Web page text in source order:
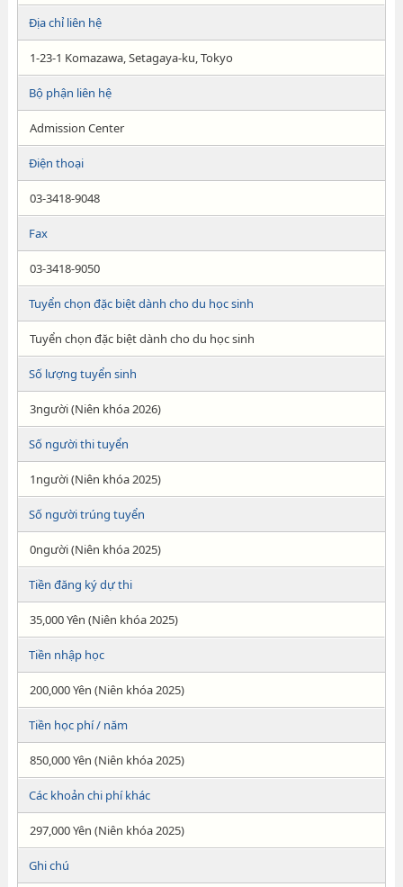
Địa chỉ liên hệ
1-23-1 Komazawa, Setagaya-ku, Tokyo
Bộ phận liên hệ
Admission Center
Điện thoại
03-3418-9048
Fax
03-3418-9050
Tuyển chọn đặc biệt dành cho du học sinh
Tuyển chọn đặc biệt dành cho du học sinh
Số lượng tuyển sinh
3người (Niên khóa 2026)
Số người thi tuyển
1người (Niên khóa 2025)
Số người trúng tuyển
0người (Niên khóa 2025)
Tiền đăng ký dự thi
35,000 Yên (Niên khóa 2025)
Tiền nhập học
200,000 Yên (Niên khóa 2025)
Tiền học phí / năm
850,000 Yên (Niên khóa 2025)
Các khoản chi phí khác
297,000 Yên (Niên khóa 2025)
Ghi chú